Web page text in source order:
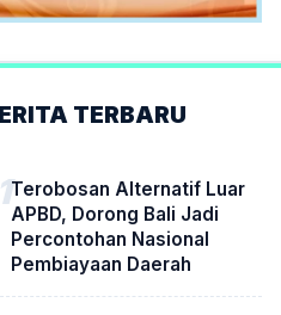
TERBARU
Terobosan Alternatif Luar
APBD, Dorong Bali Jadi
Percontohan Nasional
Pembiayaan Daerah